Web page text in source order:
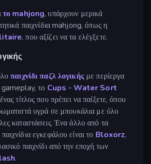
το mahjong, υπάρχουν μερικά
παιχνίδια mahjong, όπως η
, που αξίζει να τα ελέγξετε.
παιχνίδι παζλ λογικήςμε περίεργα
gameplay, το Cups - Water Sort
τίτλος που πρέπει να παίξετε, όπου
υγρά σε μπουκάλια με όλο
καταστάσεις. Ένα άλλο από τα
εγκεφάλου είναι το Bloxorz,
παιχνίδι από την εποχή των
.